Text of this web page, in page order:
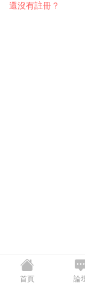
還沒有註冊？
首頁 論